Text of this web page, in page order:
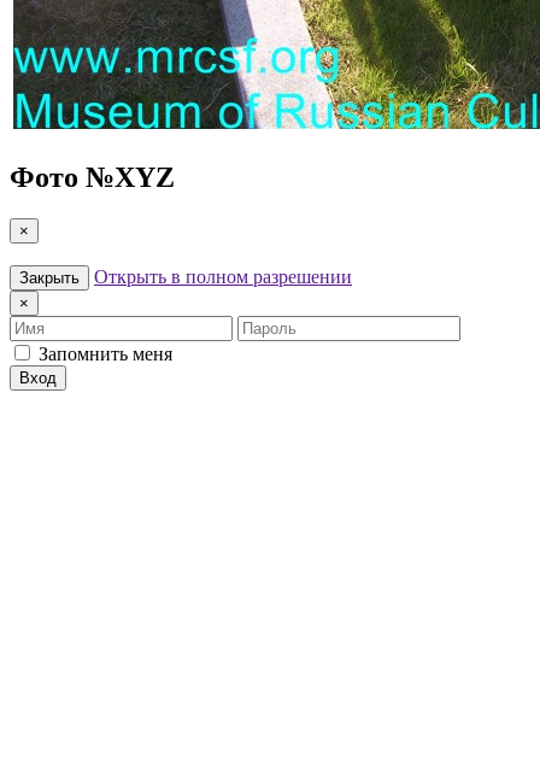
Фото №XYZ
×
Закрыть Открыть в полном разрешении
×
Имя
Пароль
Запомнить меня
Вход